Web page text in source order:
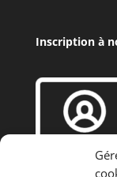
Inscription à